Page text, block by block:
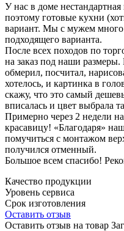
У нас в доме
поэтому готовые кухни
вариант. Мы с мужем
подходящего варианта.
После всех походов по
на заказ под наши
обмерил, посчитал,
хотелось, и картинка в
скажу, что это самый
вписалась и цвет выбрала
Примерно через 2 недели
красавицу! «Благодаря»
помучиться с монтажом
получился отменный.
Большое всем спасибо!
Качество продукции
Уровень сервиса
Срок изготовления
Оставить отзыв
Оставить отзыв на товар